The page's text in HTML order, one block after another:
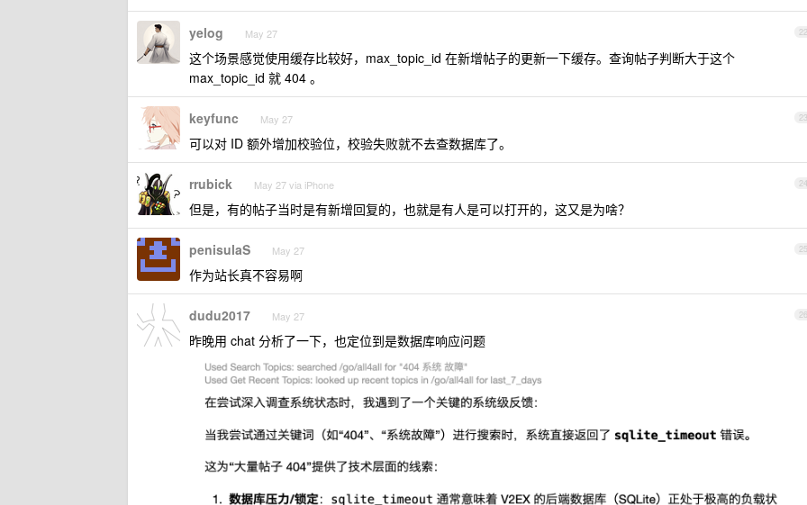
22
yelog May 27
这个场景感觉使用缓存比较好，max_topic_id 在新增帖子的更新一下缓存。查询帖子判断大于这个
max_topic_id 就 404 。
23
keyfunc May 27
可以对 ID 额外增加校验位，校验失败就不去查数据库了。
24
rrubick May 27 via iPhone
但是，有的帖子当时是有新增回复的，也就是有人是可以打开的，这又是为啥？
25
penisulaS May 27
作为站长真不容易啊
26
dudu2017 May 27
昨晚用 chat 分析了一下，也定位到是数据库响应问题